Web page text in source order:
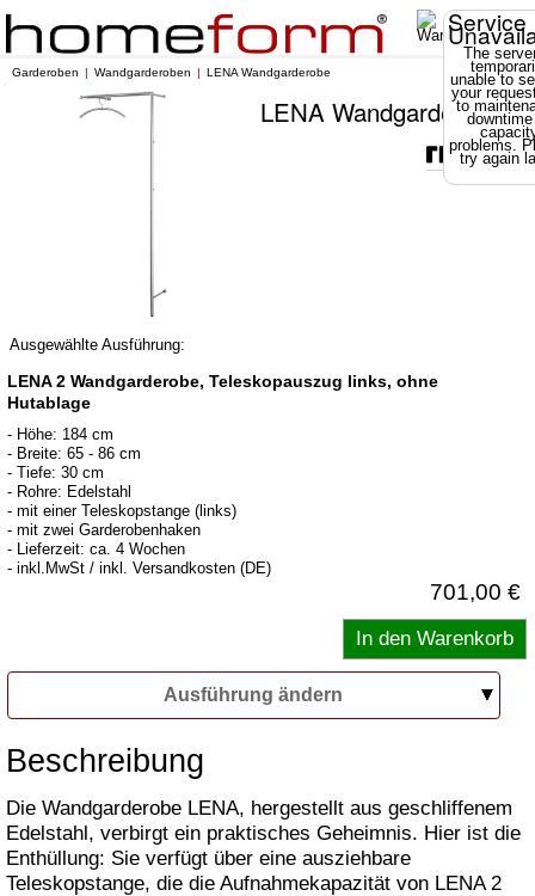
Service
The
unable to
your
to
problems.
try again
Garderoben Wandgarderoben LENA Wandgarderobe
LENA Wandgarderobe
Ausgewählte Ausführung:
LENA 2 Wandgarderobe, Teleskopauszug links, ohne
Hutablage
- Höhe: 184 cm
- Breite: 65 - 86 cm
- Tiefe: 30 cm
- Rohre: Edelstahl
- mit einer Teleskopstange (links)
- mit zwei Garderobenhaken
- Lieferzeit: ca. 4 Wochen
- inkl.MwSt / inkl. Versandkosten (DE)
701,00 €
Ausführung ändern
Beschreibung
Die Wandgarderobe LENA, hergestellt aus geschliffenem
Edelstahl, verbirgt ein praktisches Geheimnis. Hier ist die
Enthüllung: Sie verfügt über eine ausziehbare
Teleskopstange, die die Aufnahmekapazität von LENA 2